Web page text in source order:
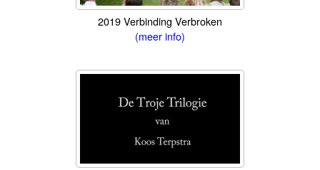
2019 Verbinding Verbroken
(meer info)